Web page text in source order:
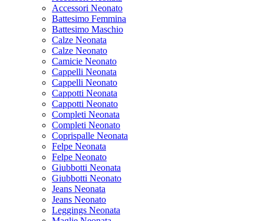
Accessori Neonato
Battesimo Femmina
Battesimo Maschio
Calze Neonata
Calze Neonato
Camicie Neonato
Cappelli Neonata
Cappelli Neonato
Cappotti Neonata
Cappotti Neonato
Completi Neonata
Completi Neonato
Coprispalle Neonata
Felpe Neonata
Felpe Neonato
Giubbotti Neonata
Giubbotti Neonato
Jeans Neonata
Jeans Neonato
Leggings Neonata